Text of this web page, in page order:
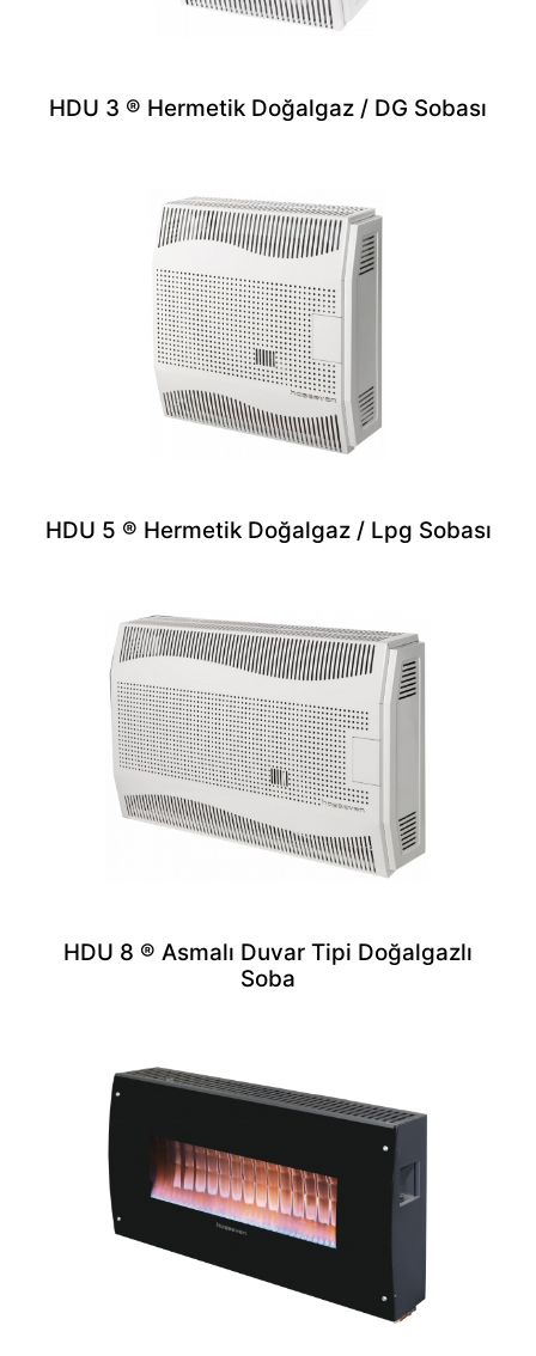
HDU 3 ® Hermetik Doğalgaz / DG Sobası
HDU 5 ® Hermetik Doğalgaz / Lpg Sobası
HDU 8 ® Asmalı Duvar Tipi Doğalgazlı
Soba